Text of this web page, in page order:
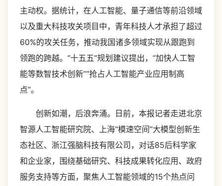
主动权。据统计，在人工智能、量子通信等前沿领域
以及重大科技攻关项目中，青年科技人才承担了超过
60%的攻关任务，推动我国诸多领域实现从跟跑到
领跑的跨越。“十五五”规划建议提出，“加快人工智
能等数智技术创新”“抢占人工智能产业应用制高
点”。
创新如潮，后浪奔涌。日前，本报记者走进北京
智源人工智能研究院、上海“模速空间”大模型创新生
态社区、浙江强脑科技有限公司，对话85后科学家
和企业家，围绕基础研究、科技成果转化应用、政府
服务支持等方面，聚焦人工智能领域的15个热点问